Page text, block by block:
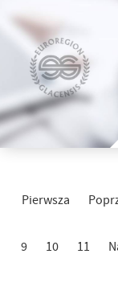
Pierwsza
9
10 11